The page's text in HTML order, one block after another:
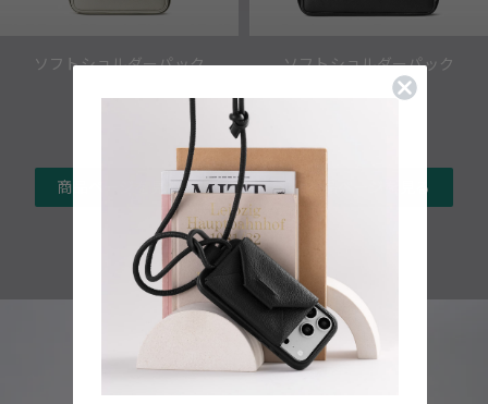
ソフトショルダーパック
商品ページを見る
ソフトショルダーパック
ラージ
商品ページを見る